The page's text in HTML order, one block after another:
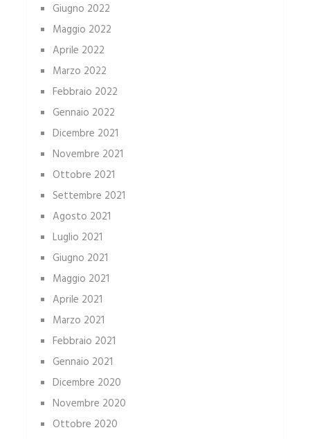
Giugno 2022
Maggio 2022
Aprile 2022
Marzo 2022
Febbraio 2022
Gennaio 2022
Dicembre 2021
Novembre 2021
Ottobre 2021
Settembre 2021
Agosto 2021
Luglio 2021
Giugno 2021
Maggio 2021
Aprile 2021
Marzo 2021
Febbraio 2021
Gennaio 2021
Dicembre 2020
Novembre 2020
Ottobre 2020